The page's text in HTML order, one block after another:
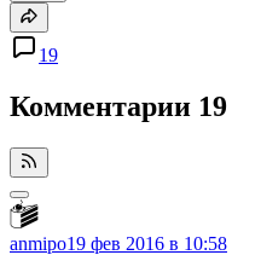
19
Комментарии 19
anmipo19 фев 2016 в 10:58